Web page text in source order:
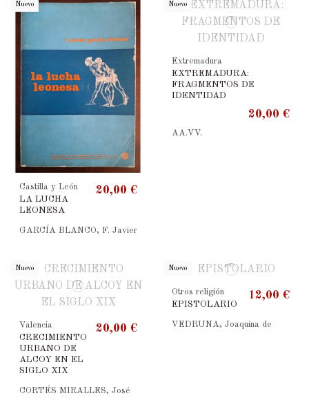
Nuevo
Castilla y León
LA LUCHA
LEONESA
20,00 €
GARCÍA BLANCO, F. Javier
Nuevo
Extremadura
EXTREMADURA:
FRAGMENTOS DE
IDENTIDAD
20,00 €
AA.VV.
Nuevo
Valencia
CRECIMIENTO
URBANO DE
ALCOY EN EL
SIGLO XIX
20,00 €
CORTÉS MIRALLES, José
Nuevo
Otros religión
EPISTOLARIO
12,00 €
VEDRUNA, Joaquina de